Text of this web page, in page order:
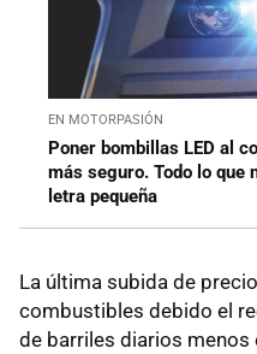
EN MOTORPASIÓN
Poner bombillas LED al
más seguro. Todo lo que
letra pequeña
La última subida de
combustibles debido el
de barriles diarios menos